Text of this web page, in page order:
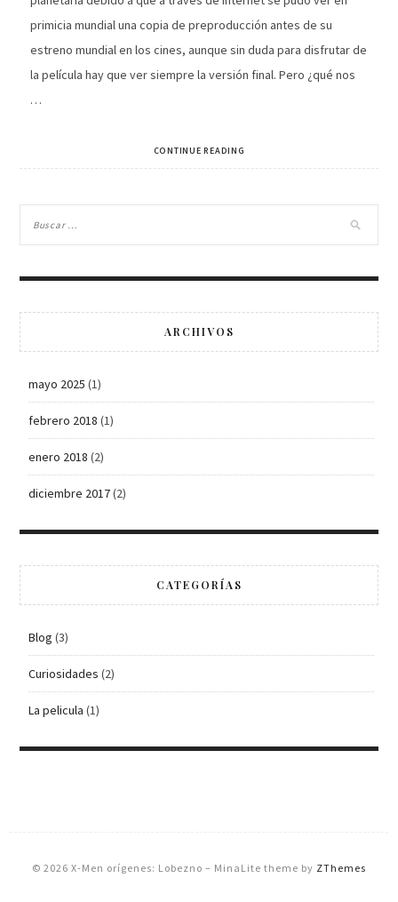
primicia mundial una copia de preproducción antes de su
estreno mundial en los cines, aunque sin duda para disfrutar de
la película hay que ver siempre la versión final. Pero ¿qué nos
…
CONTINUE READING
ARCHIVOS
mayo 2025 (1)
febrero 2018 (1)
enero 2018 (2)
diciembre 2017(2)
CATEGORÍAS
Blog (3)
Curiosidades (2)
La pelicula (1)
© 2026 X-Men orígenes: Lobezno – MinaLite theme by ZThemes